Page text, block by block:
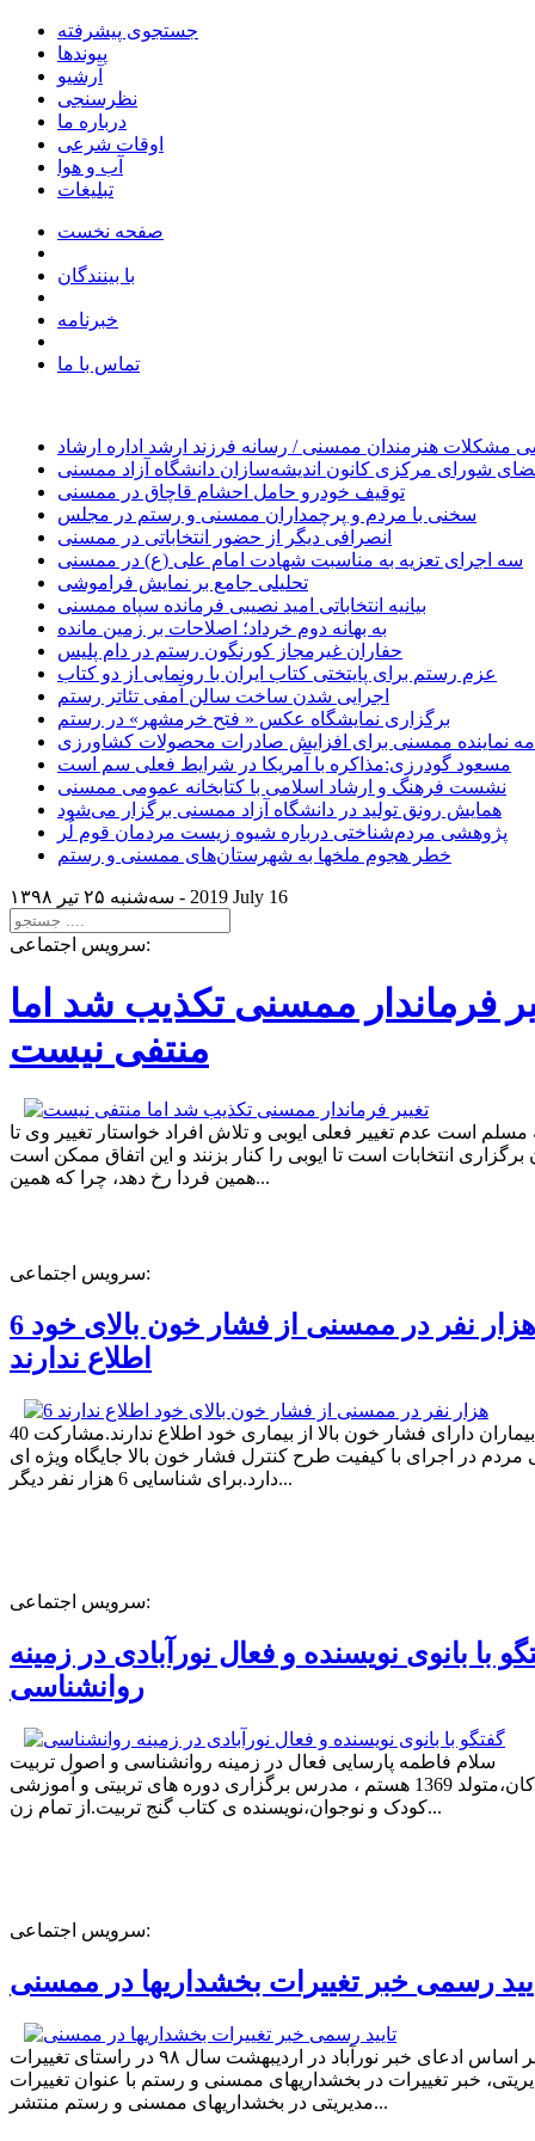
جستجوی پیشرفته
پیوندها
آرشیو
نظرسنجی
درباره ما
اوقات شرعی
آب و هوا
تبلیغات
صفحه نخست
با بینندگان
خبرنامه
تماس با ما
مشکلات هنرمندان ممسنی / رسانه فرزند ارشد اداره ارشاد
شورای مرکزی کانون اندیشه‌سازان دانشگاه آزاد ممسنی
توقیف خودرو حامل احشام قاچاق در ممسنی
سخنی با مردم و پرچمداران ممسنی و رستم در مجلس
انصرافی دیگر از حضور انتخاباتی در ممسنی
سه اجرای تعزیه به مناسبت شهادت امام علی (ع) در ممسنی
تحلیلی جامع بر نمایش فراموشی
بیانیه انتخاباتی امید نصیبی فرمانده سپاه ممسنی
به بهانه دوم خرداد؛ اصلاحات بر زمین مانده
حفاران غیرمجاز کورنگون رستم در دام پلیس
عزم رستم برای پایتختی کتاب ایران با رونمایی از دو کتاب
اجرایی شدن ساخت سالن آمفی تئاتر رستم
برگزاری نمایشگاه عکس « فتح خرمشهر» در رستم
نماینده ممسنی برای افزایش صادرات محصولات کشاورزی
مسعود گودرزی:مذاکره با آمریکا در شرایط فعلی سم است
نشست فرهنگ و ارشاد اسلامی با کتابخانه عمومی ممسنی
همایش رونق تولید در دانشگاه آزاد ممسنی برگزار می‌شود
پژوهشی مردم‌شناختی درباره شیوه زیست مردمان قوم لُر
خطر هجوم ملخها به شهرستان‌های ممسنی و رستم
سه‌شنبه ۲۵ تير ۱۳۹۸ - 2019 July 16
سرویس اجتماعی:
فرماندار ممسنی تکذیب شد اما
منتفی نیست
مسلم است عدم تغییر فعلی ایوبی و تلاش افراد خواستار تغییر وی تا
برگزاری انتخابات است تا ایوبی را کنار بزنند و این اتفاق ممکن است
همین فردا رخ دهد، چرا که همین...
سرویس اجتماعی:
6 هزار نفر در ممسنی از فشار خون بالای خود
اطلاع ندارند
40 درصد بیماران دارای فشار خون بالا از بیماری خود اطلاع ندارند.مشارکت
در اجرای با کیفیت طرح کنترل فشار خون بالا جایگاه ویژه ای
دارد.برای شناسایی 6 هزار نفر دیگر...
سرویس اجتماعی:
با بانوی نویسنده و فعال نورآبادی در زمینه
روانشناسی
سلام فاطمه پارسایی فعال در زمینه روانشناسی و اصول تربیت
کودکان،متولد 1369 هستم ، مدرس برگزاری دوره های تربیتی و آموزشی
کودک و نوجوان،نویسنده ی کتاب گنج تربیت.از تمام زن...
سرویس اجتماعی:
رسمی خبر تغییرات بخشداریها در ممسنی
بر اساس ادعای خبر نورآباد در اردیبهشت سال ۹۸ در راستای تغییرات
خبر تغییرات در بخشداریهای ممسنی و رستم با عنوان تغییرات
مدیریتی در بخشداریهای ممسنی و رستم منتشر...